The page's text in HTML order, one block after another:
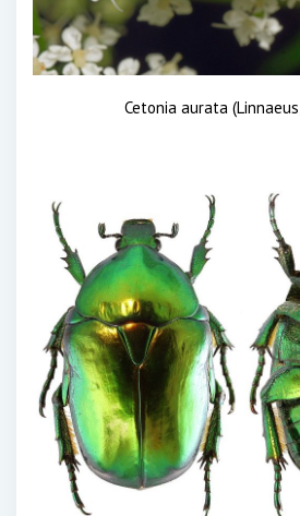
Cetonia aurata